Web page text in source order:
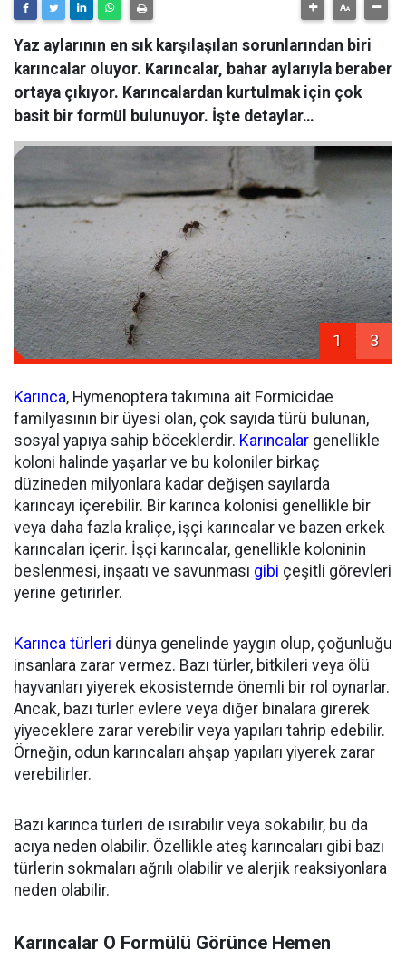
Yaz aylarının en sık karşılaşılan sorunlarından biri
karıncalar oluyor. Karıncalar, bahar aylarıyla beraber
ortaya çıkıyor. Karıncalardan kurtulmak için çok
basit bir formül bulunuyor. İşte detaylar…
1 3
Karınca, Hymenoptera takımına ait Formicidae
familyasının bir üyesi olan, çok sayıda türü bulunan,
sosyal yapıya sahip böceklerdir. Karıncalar genellikle
koloni halinde yaşarlar ve bu koloniler birkaç
düzineden milyonlara kadar değişen sayılarda
karıncayı içerebilir. Bir karınca kolonisi genellikle bir
veya daha fazla kraliçe, işçi karıncalar ve bazen erkek
karıncaları içerir. İşçi karıncalar, genellikle koloninin
beslenmesi, inşaatı ve savunması gibi çeşitli görevleri
yerine getirirler.
Karınca türleri dünya genelinde yaygın olup, çoğunluğu
insanlara zarar vermez. Bazı türler, bitkileri veya ölü
hayvanları yiyerek ekosistemde önemli bir rol oynarlar.
Ancak, bazı türler evlere veya diğer binalara girerek
yiyeceklere zarar verebilir veya yapıları tahrip edebilir.
Örneğin, odun karıncaları ahşap yapıları yiyerek zarar
verebilirler.
Bazı karınca türleri de ısırabilir veya sokabilir, bu da
acıya neden olabilir. Özellikle ateş karıncaları gibi bazı
türlerin sokmaları ağrılı olabilir ve alerjik reaksiyonlara
neden olabilir.
Karıncalar O Formülü Görünce Hemen